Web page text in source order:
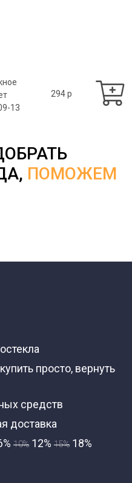
13
294 p
ПОМОЖЕМ
просто, вернуть
средств
доставка
10% 12% 15% 18%